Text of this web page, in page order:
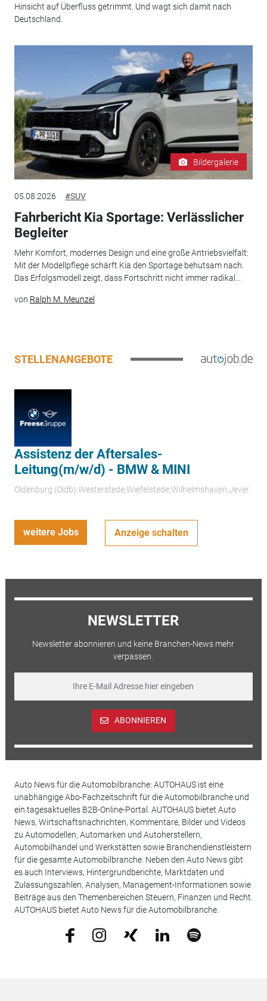
Hinsicht auf Überfluss getrimmt. Und wagt sich damit nach
Deutschland.
Bildergalerie
05.08.2026 #SUV
Fahrbericht Kia Sportage: Verlässlicher
Begleiter
Mehr Komfort, modernes Design und eine große Antriebsvielfalt:
Mit der Modellpflege schärft Kia den Sportage behutsam nach.
Das Erfolgsmodell zeigt, dass Fortschritt nicht immer radikal...
von Ralph M. Meunzel
STELLENANGEBOTE
Assistenz der Aftersales-
Leitung(m/w/d) - BMW & MINI
Oldenburg (Oldb);Westerstede;Wiefelstede;Wilhelmshaven;Jever
weitere Jobs Anzeige schalten
NEWSLETTER
Newsletter abonnieren und keine Branchen-News mehr
verpassen.
ABONNIEREN
Auto News für die Automobilbranche: AUTOHAUS ist eine
unabhängige Abo-Fachzeitschrift für die Automobilbranche und
ein tagesaktuelles B2B-Online-Portal. AUTOHAUS bietet Auto
News, Wirtschaftsnachrichten, Kommentare, Bilder und Videos
zu Automodellen, Automarken und Autoherstellern,
Automobilhandel und Werkstätten sowie Branchendienstleistern
für die gesamte Automobilbranche. Neben den Auto News gibt
es auch Interviews, Hintergrundberichte, Marktdaten und
Zulassungszahlen, Analysen, Management-Informationen sowie
Beiträge aus den Themenbereichen Steuern, Finanzen und Recht.
AUTOHAUS bietet Auto News für die Automobilbranche.